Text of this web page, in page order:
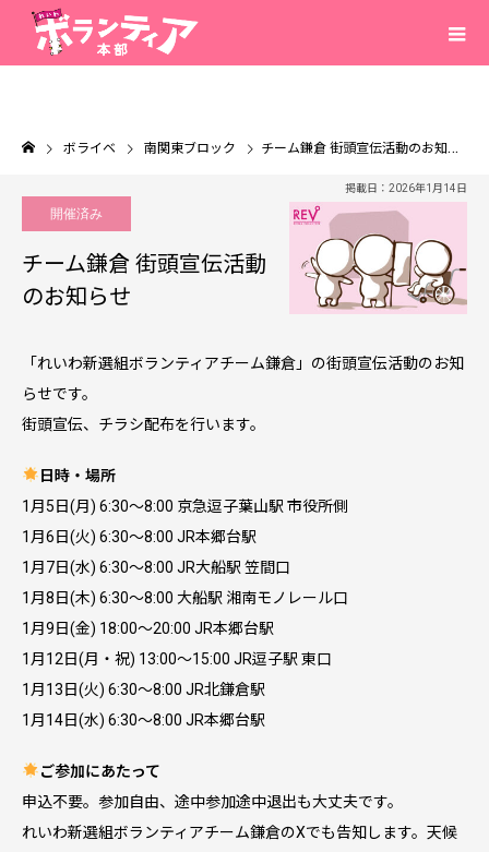
ボライベ 南関東ブロック チーム鎌倉 街頭宣伝活動のお知らせ
掲載日：2026年1月14日
開催済み
チーム鎌倉 街頭宣伝活動
のお知らせ
「れいわ新選組ボランティアチーム鎌倉」の街頭宣伝活動のお知
らせです。
街頭宣伝、チラシ配布を行います。
日時・場所
1月5日(月) 6:30〜8:00 京急逗子葉山駅 市役所側
1月6日(火) 6:30〜8:00 JR本郷台駅
1月7日(水) 6:30〜8:00 JR大船駅 笠間口
1月8日(木) 6:30〜8:00 大船駅 湘南モノレール口
1月9日(金) 18:00〜20:00 JR本郷台駅
1月12日(月・祝) 13:00〜15:00 JR逗子駅 東口
1月13日(火) 6:30〜8:00 JR北鎌倉駅
1月14日(水) 6:30〜8:00 JR本郷台駅
ご参加にあたって
申込不要。参加自由、途中参加途中退出も大丈夫です。
れいわ新選組ボランティアチーム鎌倉のXでも告知します。天候